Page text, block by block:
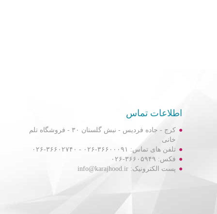
اطلاعات تماس
کرج - جاده فردیس - نبش گلستان ۳۰ - فروشگاه تلم
خانی
تلفن های تماس: ۳۶۶۰۰۰۹۱-۰۲۶ - ۳۶۶۰۲۷۴۰-۰۲۶
فکس: ۳۶۶۰۵۹۴۹-۰۲۶
پست الکترونیک: info@karajhood.ir